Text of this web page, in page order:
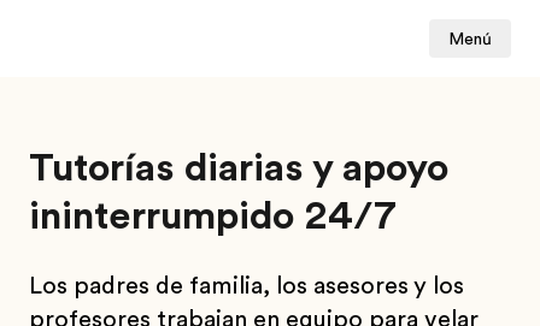
Menú
Tutorías diarias y apoyo
ininterrumpido 24/7
Los padres de familia, los asesores y los
profesores trabajan en equipo para velar